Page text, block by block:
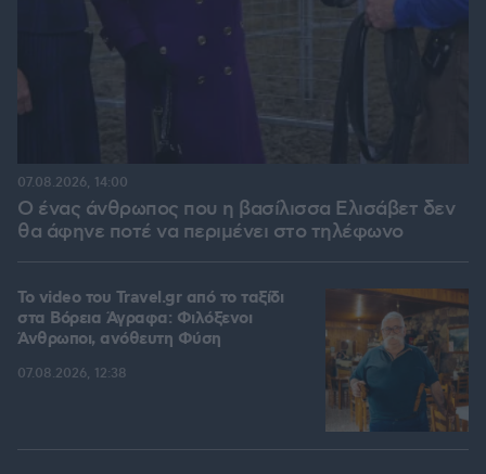
Ο ένας άνθρωπος που η βασίλισσα Ελισάβετ δεν
θα άφηνε ποτέ να περιμένει στο τηλέφωνο
07.08.2026, 14:00
To video του Travel.gr από το ταξίδι
στα Βόρεια Άγραφα: Φιλόξενοι
Άνθρωποι, ανόθευτη Φύση
07.08.2026, 12:38